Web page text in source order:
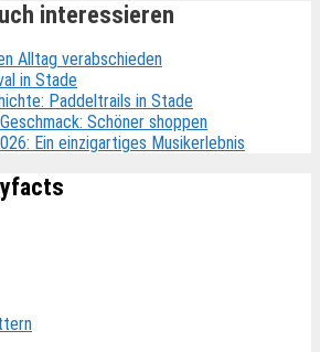
interessieren
Alltag verabschieden
in Stade
Paddeltrails in Stade
Schöner shoppen
Ein einzigartiges Musikerlebnis